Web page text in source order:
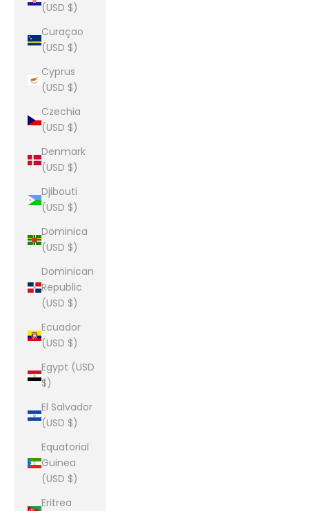
(USD $)
Curaçao
(USD $)
Cyprus
(USD $)
Czechia
(USD $)
Denmark
(USD $)
Djibouti
(USD $)
Dominica
(USD $)
Dominican
Republic
(USD $)
Ecuador
(USD $)
Egypt (USD
$)
El Salvador
(USD $)
Equatorial
Guinea
(USD $)
Eritrea